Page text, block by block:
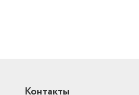
Контакты